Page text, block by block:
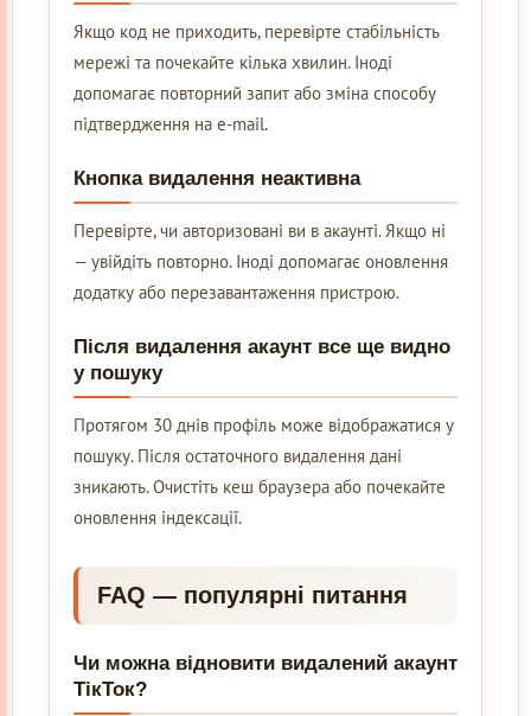
Якщо код не приходить, перевірте стабільність
мережі та почекайте кілька хвилин. Іноді
допомагає повторний запит або зміна способу
підтвердження на e-mail.
Кнопка видалення неактивна
Перевірте, чи авторизовані ви в акаунті. Якщо ні
— увійдіть повторно. Іноді допомагає оновлення
додатку або перезавантаження пристрою.
Після видалення акаунт все ще видно
у пошуку
Протягом 30 днів профіль може відображатися у
пошуку. Після остаточного видалення дані
зникають. Очистіть кеш браузера або почекайте
оновлення індексації.
FAQ — популярні питання
Чи можна відновити видалений акаунт
ТікТок?